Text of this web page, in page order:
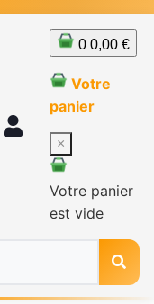
0 0,00 €
Votre
panier
×
Votre panier
est vide